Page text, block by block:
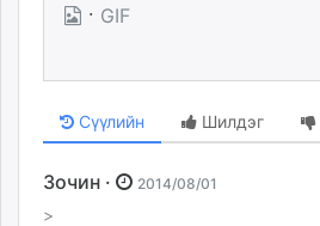
· GIF
Сүүлийн Шилдэг
Зочин · 2014/08/01
>